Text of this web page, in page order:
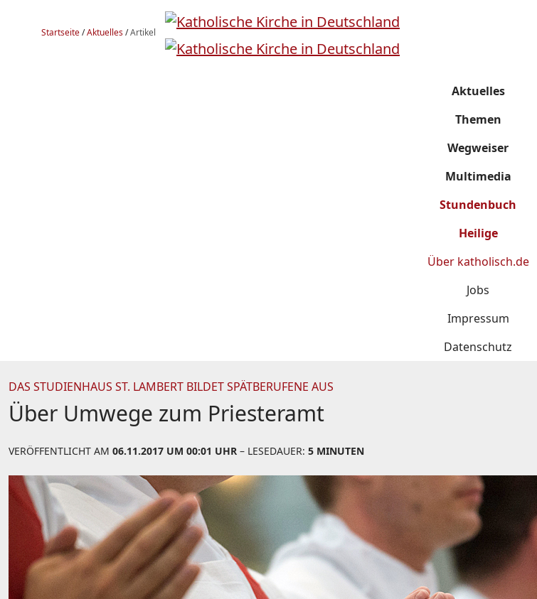
Startseite/Aktuelles/Artikel
Aktuelles
Themen
Wegweiser
Multimedia
Stundenbuch
Heilige
Über katholisch.de
Jobs
Impressum
Datenschutz
DAS STUDIENHAUS ST. LAMBERT BILDET SPÄTBERUFENE AUS
Über Umwege zum Priesteramt
VERÖFFENTLICHT AM 06.11.2017 UM 00:01 UHR – LESEDAUER: 5 MINUTEN